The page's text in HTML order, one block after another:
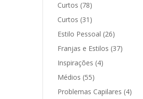
Curtos (78)
Curtos (31)
Estilo Pessoal (26)
Franjas e Estilos (37)
Inspirações (4)
Médios (55)
Problemas Capilares (4)